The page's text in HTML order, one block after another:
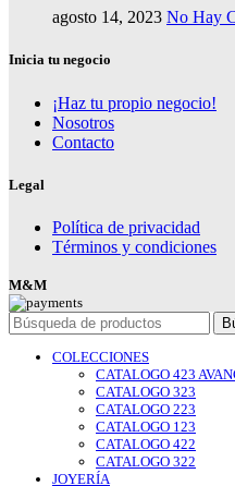
agosto 14, 2023 No Hay
Inicia tu negocio
¡Haz tu propio negocio!
Nosotros
Contacto
Legal
Política de privacidad
Términos y condiciones
M&M
COLECCIONES
CATALOGO 423
CATALOGO 323
CATALOGO 223
CATALOGO 123
CATALOGO 422
CATALOGO 322
JOYERÍA